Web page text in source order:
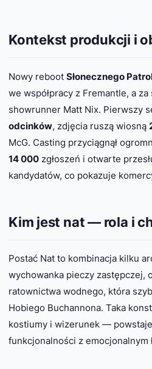
Kontekst produkcji i
Nowy reboot Słonecznego
we współpracy z Fremantle, a
showrunner Matt Nix. Pierwszy
odcinków, zdjęcia ruszą wiosną
McG. Casting przyciągnął
14 000 zgłoszeń i otwarte
kandydatów, co pokazuje
Kim jest nat — rola i
Postać Nat to kombinacja kilku
wychowanka pieczy zastępczej,
ratownictwa wodnego, która
Hobiego Buchannona. Taka
kostiumy i wizerunek —
funkcjonalności z emocjonalnym